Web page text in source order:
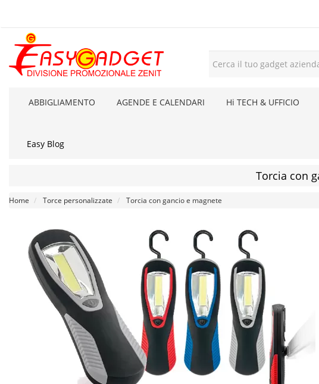
ABBIGLIAMENTO AGENDE E CALENDARI Hi TECH & UFFICIO
Easy Blog
Torcia con
Home Torce personalizzate Torcia con gancio e magnete